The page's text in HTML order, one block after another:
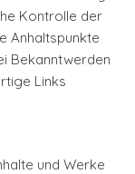
Kontrolle der
Anhaltspunkte
Bekanntwerden
Links
und Werke